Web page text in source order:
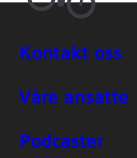
Kontakt oss
Våre ansatte
Podcaster